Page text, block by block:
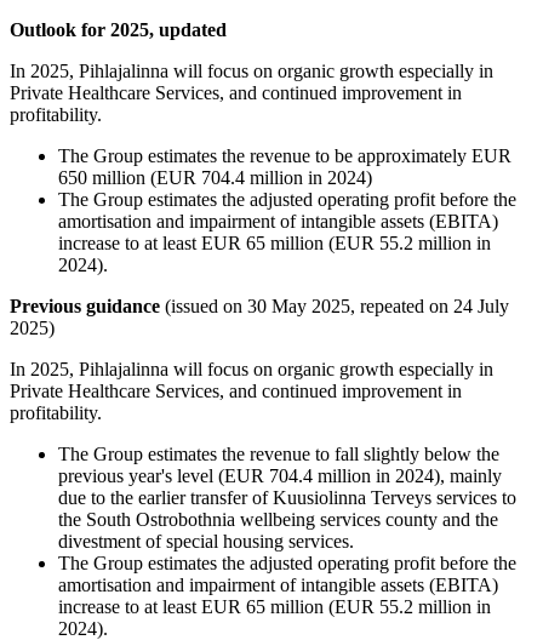
Outlook for 2025, updated
In 2025, Pihlajalinna will focus on organic growth especially in
Private Healthcare Services, and continued improvement in
profitability.
The Group estimates the revenue to be approximately EUR
650 million (EUR 704.4 million in 2024)
The Group estimates the adjusted operating profit before the
amortisation and impairment of intangible assets (EBITA)
increase to at least EUR 65 million (EUR 55.2 million in
2024).
Previous guidance (issued on 30 May 2025, repeated on 24 July
2025)
In 2025, Pihlajalinna will focus on organic growth especially in
Private Healthcare Services, and continued improvement in
profitability.
The Group estimates the revenue to fall slightly below the
previous year's level (EUR 704.4 million in 2024), mainly
due to the earlier transfer of Kuusiolinna Terveys services to
the South Ostrobothnia wellbeing services county and the
divestment of special housing services.
The Group estimates the adjusted operating profit before the
amortisation and impairment of intangible assets (EBITA)
increase to at least EUR 65 million (EUR 55.2 million in
2024).